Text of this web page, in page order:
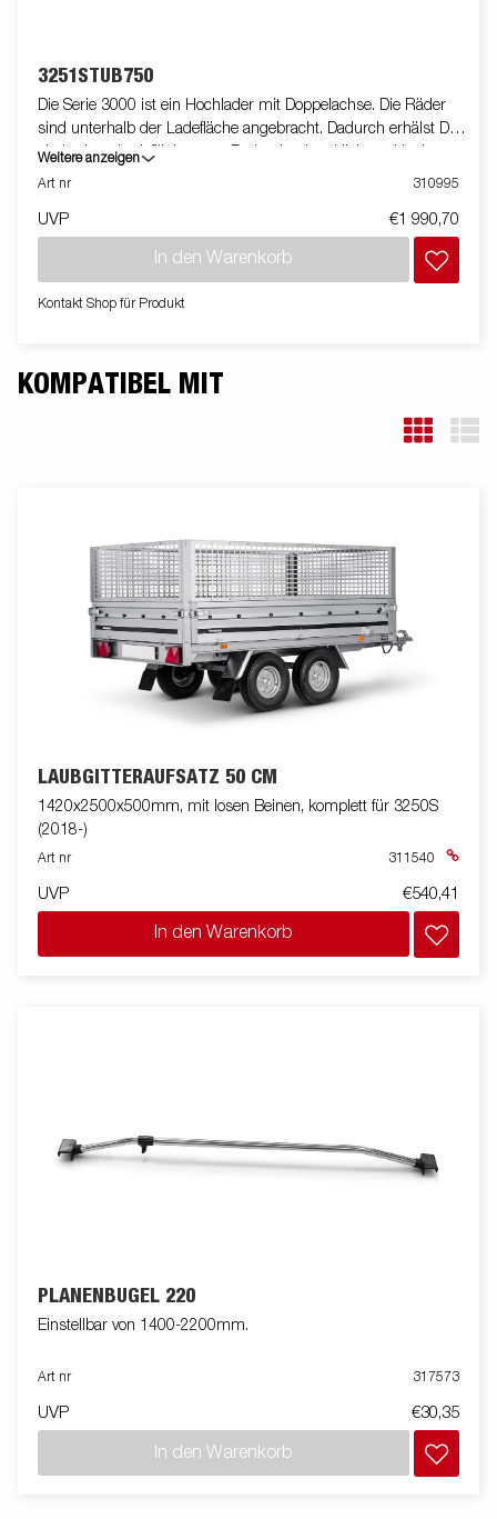
3251STUB750
Die Serie 3000 ist ein Hochlader mit Doppelachse. Die Räder
sind unterhalb der Ladefläche angebracht. Dadurch erhälst Du
ein breitere Ladefläche, statt Breite durch seitlich positionierte
Räder zu verlieren. Du kannst bei diesem Anhänger alle 4
Zubehör auf unserer Webseite. Bilder dienen nur der
Weitere anzeigen
Art nr
310995
UVP €1 990,70
In den Warenkorb
Kontakt Shop für Produkt
KOMPATIBEL MIT
LAUBGITTERAUFSATZ 50 CM
1420x2500x500mm, mit losen Beinen, komplett für 3250S
(2018-)
Art nr 311540
UVP €540,41
In den Warenkorb
PLANENBÜGEL 220
Einstellbar von 1400-2200mm.
Art nr 317573
UVP €30,35
In den Warenkorb